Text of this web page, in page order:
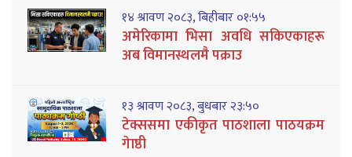
१४ श्रावण २०८३, बिहीबार ०१:५५
अमेरिकामा भिसा अवधि सकिएकाहरू
अब विमानस्थलमै पक्राउ
१३ श्रावण २०८३, बुधबार २३:५०
टेक्ससमा एकीकृत पाठशाला पाठयक्रम
गेाष्ठी